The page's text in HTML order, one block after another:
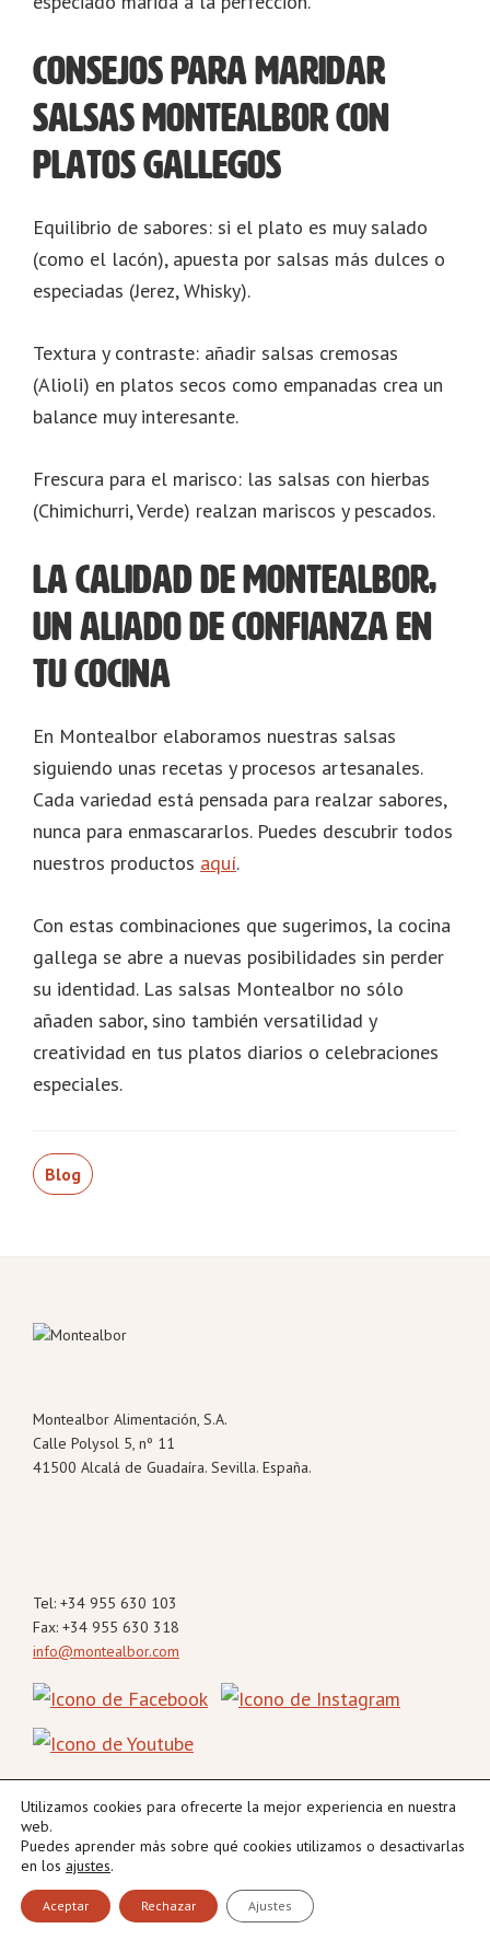
Consejos para maridar
salsas Montealbor con
platos gallegos
Equilibrio de sabores: si el plato es muy salado
(como el lacón), apuesta por salsas más dulces o
especiadas (Jerez, Whisky).
Textura y contraste: añadir salsas cremosas
(Alioli) en platos secos como empanadas crea un
balance muy interesante.
Frescura para el marisco: las salsas con hierbas
(Chimichurri, Verde) realzan mariscos y pescados.
La calidad de Montealbor,
un aliado de confianza en
tu cocina
En Montealbor elaboramos nuestras salsas
siguiendo unas recetas y procesos artesanales.
Cada variedad está pensada para realzar sabores,
nunca para enmascararlos. Puedes descubrir todos
nuestros productos aquí.
Con estas combinaciones que sugerimos, la cocina
gallega se abre a nuevas posibilidades sin perder
su identidad. Las salsas Montealbor no sólo
añaden sabor, sino también versatilidad y
creatividad en tus platos diarios o celebraciones
especiales.
Blog
Footer
Montealbor Alimentación, S.A.
Calle Polysol 5, nº 11
41500 Alcalá de Guadaíra. Sevilla. España.
Tel: +34 955 630 103
Fax: +34 955 630 318
info@montealbor.com
Copyright © 2026 · Montealbor Alimentación ·
Aviso de cookies
Utilizamos cookies para ofrecerte la mejor experiencia en nuestra
web.
Puedes aprender más sobre qué cookies utilizamos o desactivarlas
en los ajustes.
Aceptar Rechazar Ajustes